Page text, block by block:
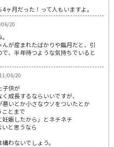
ヶ月だった！って人もいますよ。
06/20
が産まれたばかりや臨月だと、引
、半年待つような気持ちでいると
06/20
子供が
成長するならいいですが、
いとか小さなウソをついたとか
とまで
娠したから」とネチネチ
と思うなら
わないでしょう。